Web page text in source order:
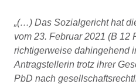
„(…) Das Sozialgericht hat
vom 23. Februar 2021 (B 12
richtigerweise dahingehend
Antragstellerin trotz ihrer
PbD nach